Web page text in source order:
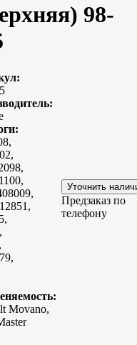
98-
Movano,
Предзаказ по
телефону